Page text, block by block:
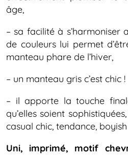
âge,
– sa facilité à s’harmoniser
de couleurs lui permet
manteau phare de l’hiver,
– un manteau gris c’est chic !
– il apporte la touche
qu’elles soient
casual chic, tendance,
Uni, imprimé, motif